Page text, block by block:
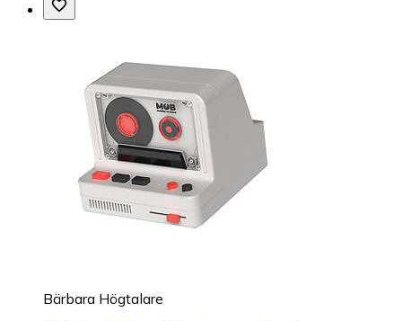
Bärbara Högtalare